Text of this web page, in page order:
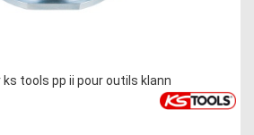
tools pp ii pour outils klann